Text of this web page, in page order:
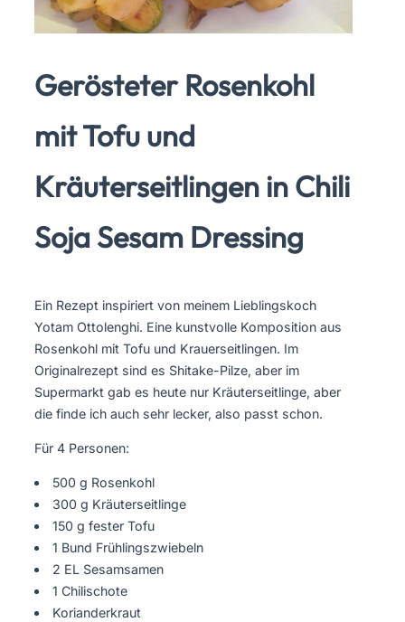
Gerösteter Rosenkohl
mit Tofu und
Kräuterseitlingen in Chili
Soja Sesam Dressing
Ein Rezept inspiriert von meinem Lieblingskoch
Yotam Ottolenghi. Eine kunstvolle Komposition aus
Rosenkohl mit Tofu und Krauerseitlingen. Im
Originalrezept sind es Shitake-Pilze, aber im
Supermarkt gab es heute nur Kräuterseitlinge, aber
die finde ich auch sehr lecker, also passt schon.
Für 4 Personen:
500 g Rosenkohl
300 g Kräuterseitlinge
150 g fester Tofu
1 Bund Frühlingszwiebeln
2 EL Sesamsamen
1 Chilischote
Korianderkraut